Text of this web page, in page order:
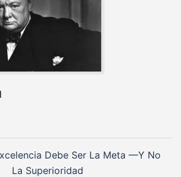
Debe Ser La Meta —Y No
La Superioridad